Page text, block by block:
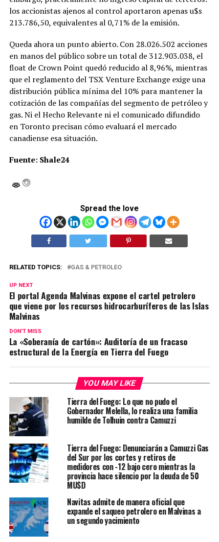
los accionistas ajenos al control aportaron apenas u$s
213.786,50, equivalentes al 0,71% de la emisión.
Queda ahora un punto abierto. Con 28.026.502 acciones
en manos del público sobre un total de 312.903.038, el
float de Crown Point quedó reducido al 8,96%, mientras
que el reglamento del TSX Venture Exchange exige una
distribución pública mínima del 10% para mantener la
cotización de las compañías del segmento de petróleo y
gas. Ni el Hecho Relevante ni el comunicado difundido
en Toronto precisan cómo evaluará el mercado
canadiense esa situación.
Fuente: Shale24
Spread the love
RELATED TOPICS: GAS & PETROLEO
UP NEXT
El portal Agenda Malvinas expone el cartel petrolero
que viene por los recursos hidrocarburíferos de las Islas
Malvinas
DON'T MISS
La «Soberanía de cartón»: Auditoría de un fracaso
estructural de la Energía en Tierra del Fuego
YOU MAY LIKE
Tierra del Fuego: Lo que no pudo el
Gobernador Melella, lo realiza una familia
humilde de Tolhuin contra Camuzzi
Tierra del Fuego: Denunciarán a Camuzzi Gas
del Sur por los cortes y retiros de
medidores con -12 bajo cero mientras la
provincia hace silencio por la deuda de 50
MU$D
Navitas admite de manera oficial que
expande el saqueo petrolero en Malvinas a
un segundo yacimiento